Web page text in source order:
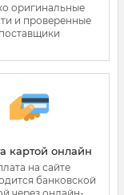
оригинальные
и проверенные
поставщики
картой онлайн
на сайте
банковской